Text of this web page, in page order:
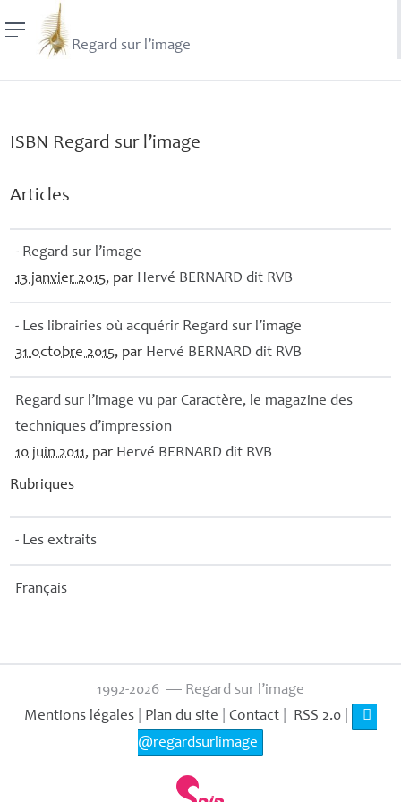
Regard sur l’image
ISBN Regard sur l’image
Articles
- Regard sur l’image
13 janvier 2015, par Hervé BERNARD dit RVB
- Les librairies où acquérir Regard sur l’image
31 octobre 2015, par Hervé BERNARD dit RVB
Regard sur l’image vu par Caractère, le magazine des
techniques d’impression
10 juin 2011, par Hervé BERNARD dit RVB
Rubriques
- Les extraits
Français
1992-2026 — Regard sur l’image
Mentions légales| Plan du site Contact RSS 2.0|
@regardsurlimage